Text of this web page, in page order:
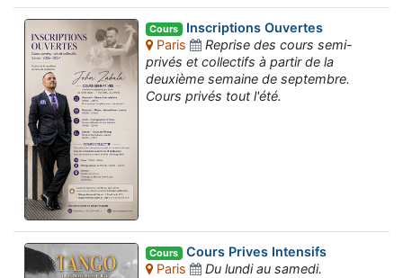
Cours Inscriptions Ouvertes
Paris
Reprise des cours semi-
privés et collectifs à partir de la
deuxième semaine de septembre.
Cours privés tout l'été.
Cours Cours Prives Intensifs
Paris
Du lundi au samedi.